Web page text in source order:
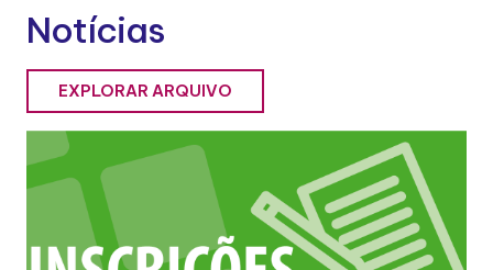
Notícias
EXPLORAR ARQUIVO